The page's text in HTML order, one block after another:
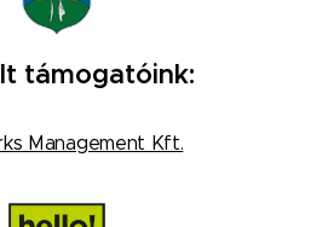
támogatóink:
Management Kft.